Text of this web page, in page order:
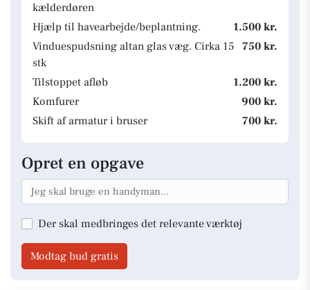
kælderdøren
Hjælp til havearbejde/beplantning.
1.500 kr.
Vinduespudsning altan glas væg. Cirka 15
stk
750 kr.
Tilstoppet afløb
1.200 kr.
Komfurer
900 kr.
Skift af armatur i bruser
700 kr.
Opret en opgave
Der skal medbringes det relevante værktøj
Modtag bud gratis